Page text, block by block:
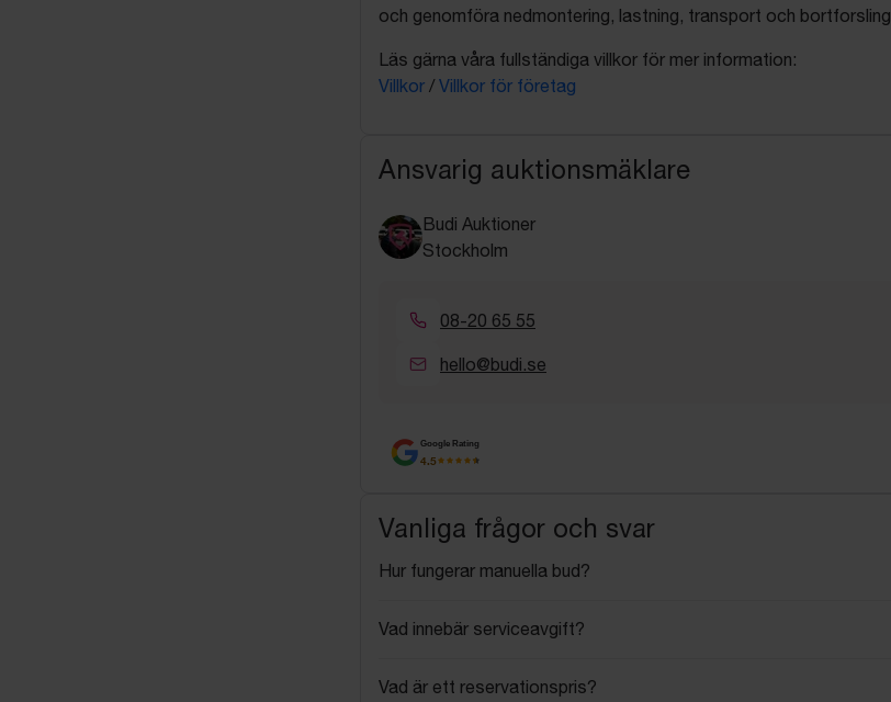
och genomföra nedmontering, lastning, transport och bortforsling.
Läs gärna våra fullständiga villkor för mer information:
Villkor / Villkor för företag
Ansvarig auktionsmäklare
Budi Auktioner
Stockholm
08-20 65 55
hello@budi.se
Google Rating
4.5
Vanliga frågor och svar
Hur fungerar manuella bud?
Vad innebär serviceavgift?
Vad är ett reservationspris?